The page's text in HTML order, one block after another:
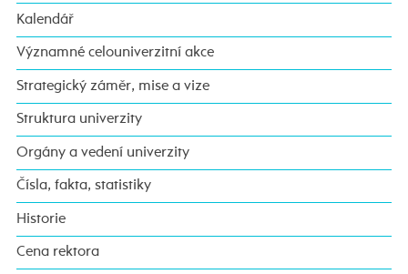
Kalendář
Významné celouniverzitní akce
Strategický záměr, mise a vize
Struktura univerzity
Orgány a vedení univerzity
Čísla, fakta, statistiky
Historie
Cena rektora